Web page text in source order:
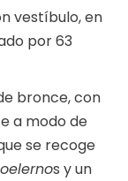
vestíbulo, en
por 63
bronce, con
a modo de
se recoge
s y un